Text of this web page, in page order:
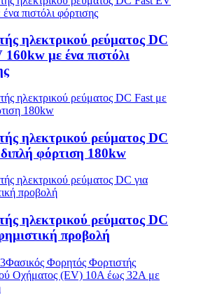
ηλεκτρικού ρεύματος DC
με ένα πιστόλι
ηλεκτρικού ρεύματος DC
φόρτιση 180kw
ηλεκτρικού ρεύματος DC
προβολή